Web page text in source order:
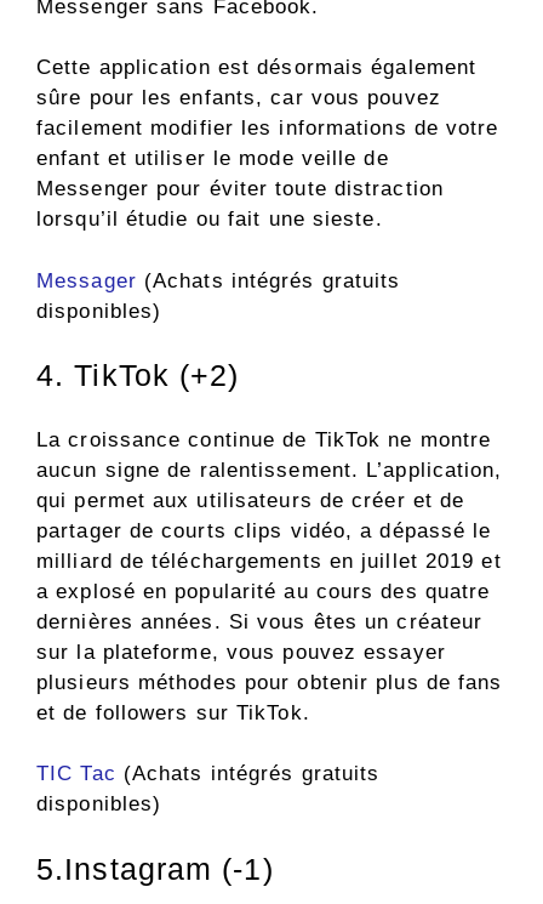
Messenger sans Facebook.
Cette application est désormais également
sûre pour les enfants, car vous pouvez
facilement modifier les informations de votre
enfant et utiliser le mode veille de
Messenger pour éviter toute distraction
lorsqu’il étudie ou fait une sieste.
Messager (Achats intégrés gratuits
disponibles)
4. TikTok (+2)
La croissance continue de TikTok ne montre
aucun signe de ralentissement. L’application,
qui permet aux utilisateurs de créer et de
partager de courts clips vidéo, a dépassé le
milliard de téléchargements en juillet 2019 et
a explosé en popularité au cours des quatre
dernières années. Si vous êtes un créateur
sur la plateforme, vous pouvez essayer
plusieurs méthodes pour obtenir plus de fans
et de followers sur TikTok.
TIC Tac (Achats intégrés gratuits
disponibles)
5.Instagram (-1)